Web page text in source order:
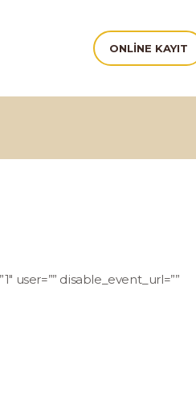
ONLINE KAYIT
user=”” disable_event_url=””